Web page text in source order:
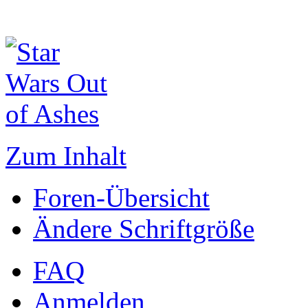
Zum Inhalt
Foren-Übersicht
Ändere Schriftgröße
FAQ
Anmelden